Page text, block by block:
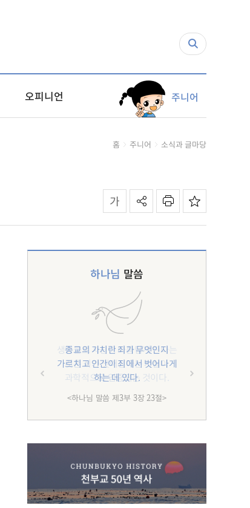
오피니언 주니어
홈 주니어 소식과 글마당
하나님 말씀
종교의 가치란 죄가 무엇인지
가르치고 인간이 죄에서 벗어나게
하는 데 있다.
<하나님 말씀 제3부 3장 23절>